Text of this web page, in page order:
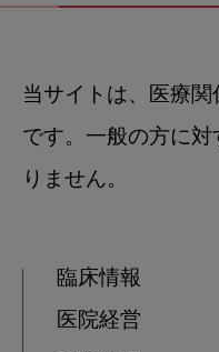
当サイトは、医療
です。一般の方に
りません。
臨床情報
医院経営